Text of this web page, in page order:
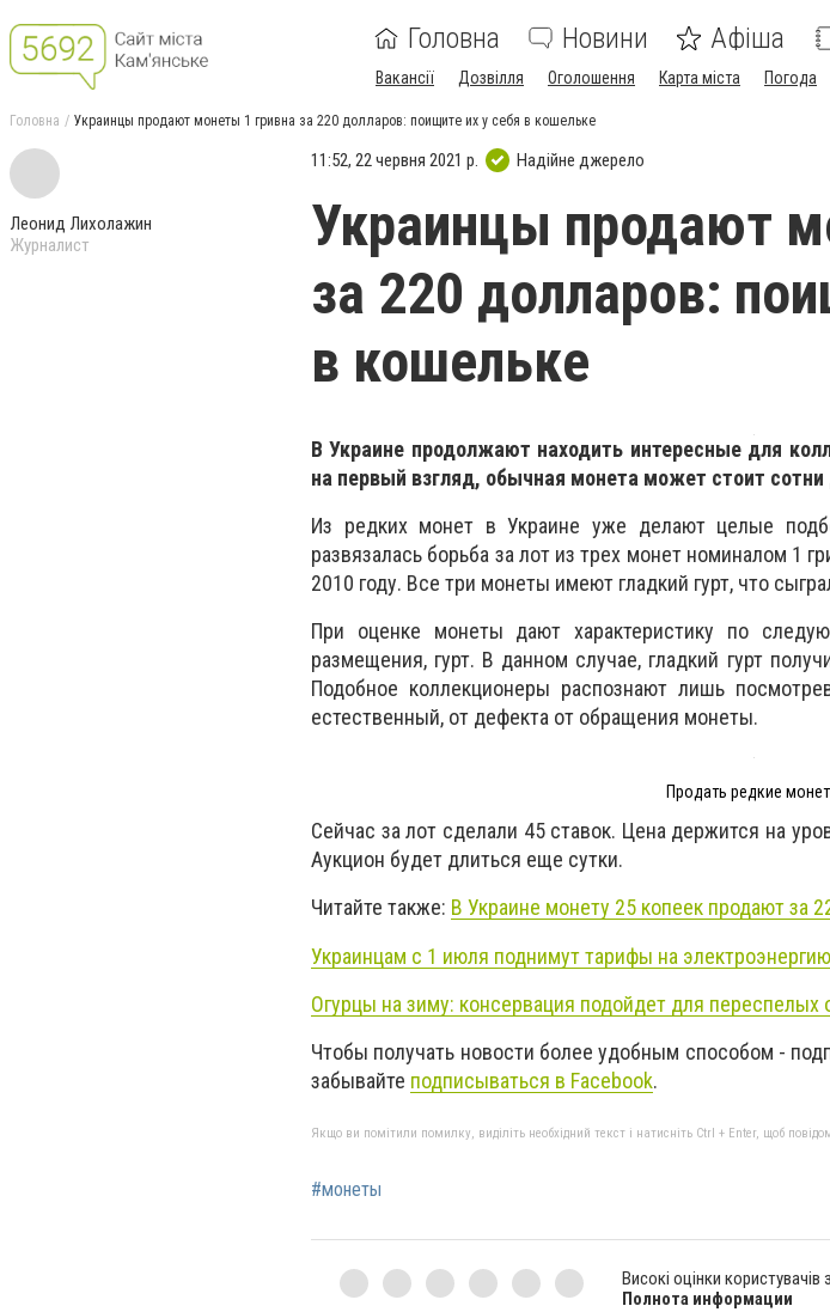
Головна Новини Афіша
Вакансії Дозвілля Оголошення Карта міста Погода
Головна Украинцы продают монеты 1 гривна за 220 долларов: поищите их у себя в кошельке
Леонид Лихолажин
Журналист
11:52, 22 червня 2021 р. Надійне джерело
Украинцы продают
за 220 долларов:
в кошельке
В Украине продолжают находить интересные для
на первый взгляд, обычная монета может стоит сотни
Из редких монет в Украине уже делают целые
развязалась борьба за лот из трех монет номиналом 1
2010 году. Все три монеты имеют гладкий гурт, что
При оценке монеты дают характеристику по
размещения, гурт. В данном случае, гладкий гурт
Подобное коллекционеры распознают лишь
естественный, от дефекта от обращения монеты.
Продать редкие
Сейчас за лот сделали 45 ставок. Цена держится на
Аукцион будет длиться еще сутки.
Читайте также: В Украине монету 25 копеек продают за
Украинцам с 1 июля поднимут тарифы на
Огурцы на зиму: консервация подойдет для переспелых
Чтобы получать новости более удобным способом -
забывайте подписываться в Facebook.
Якщо ви помітили помилку, виділіть необхідний текст і натисніть Ctrl + Enter, щоб
#монеты
Високі оцінки користувачів
Полнота информации